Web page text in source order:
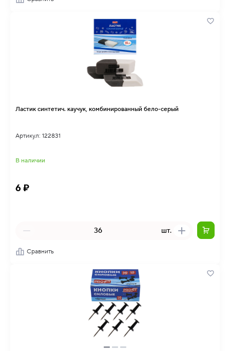
Ластик синтетич. каучук, комбинированный бело-серый
Артикул: 122831
В наличии
6 ₽
шт.
Сравнить